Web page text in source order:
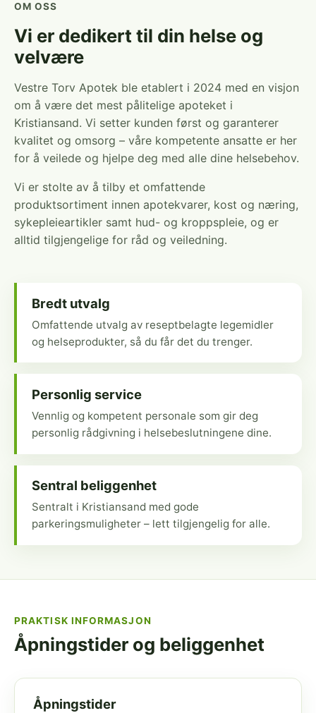
OM OSS
Vi er dedikert til din helse og
velvære
Vestre Torv Apotek ble etablert i 2024 med en visjon
om å være det mest pålitelige apoteket i
Kristiansand. Vi setter kunden først og garanterer
kvalitet og omsorg – våre kompetente ansatte er her
for å veilede og hjelpe deg med alle dine helsebehov.
Vi er stolte av å tilby et omfattende
produktsortiment innen apotekvarer, kost og næring,
sykepleieartikler samt hud- og kroppspleie, og er
alltid tilgjengelige for råd og veiledning.
Bredt utvalg
Omfattende utvalg av reseptbelagte legemidler
og helseprodukter, så du får det du trenger.
Personlig service
Vennlig og kompetent personale som gir deg
personlig rådgivning i helsebeslutningene dine.
Sentral beliggenhet
Sentralt i Kristiansand med gode
parkeringsmuligheter – lett tilgjengelig for alle.
PRAKTISK INFORMASJON
Åpningstider og beliggenhet
Åpningstider